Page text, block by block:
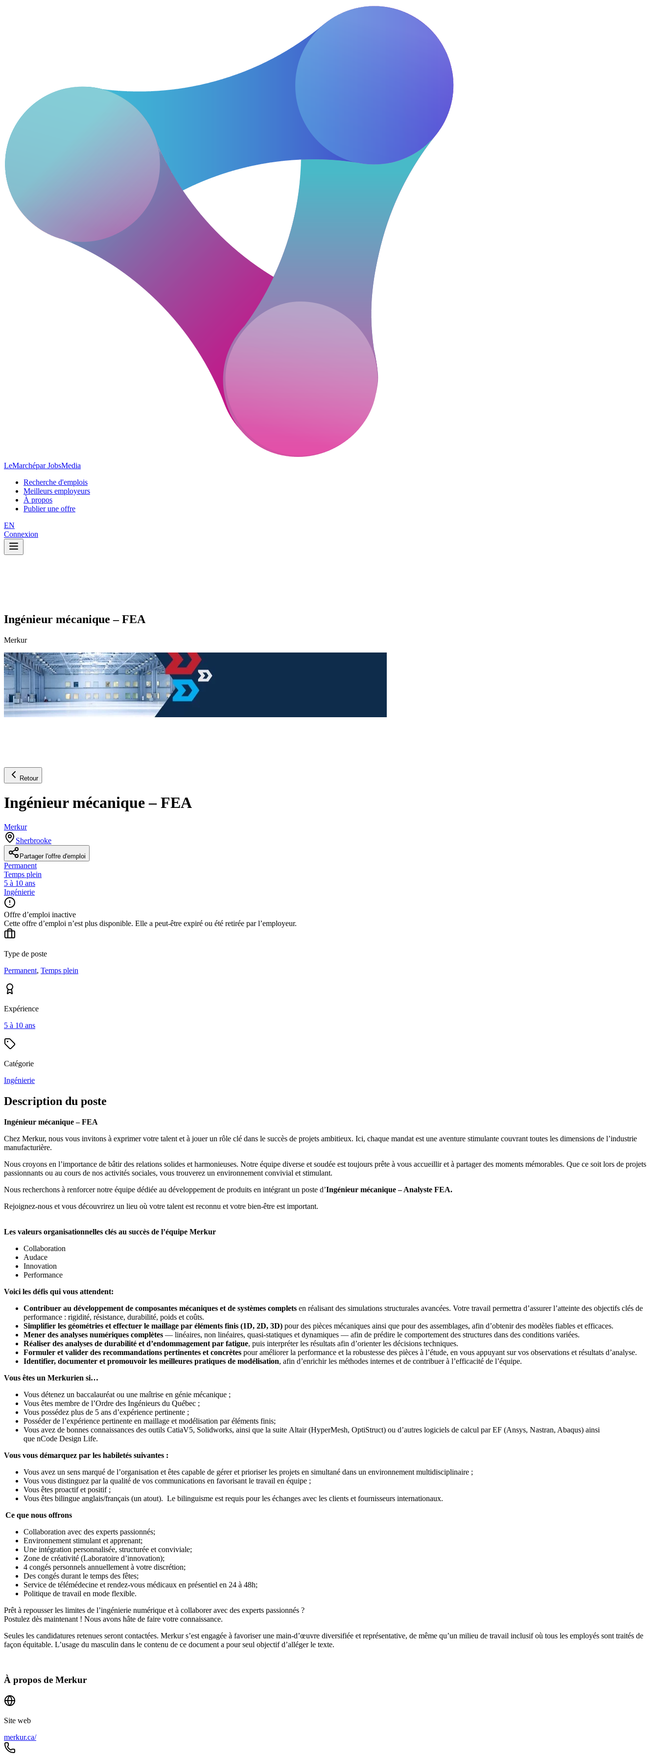
LeMarchépar JobsMedia
Recherche d'emplois
Meilleurs employeurs
À propos
Publier une offre
EN
Connexion
Ingénieur mécanique – FEA
Merkur
Retour
Ingénieur mécanique – FEA
Merkur
Sherbrooke
Partager l'offre d'emploi
Permanent
Temps plein
5 à 10 ans
Ingénierie
Offre d’emploi inactive
Cette offre d’emploi n’est plus disponible. Elle a peut-être expiré ou été retirée par l’employeur.
Type de poste
Permanent, Temps plein
Expérience
5 à 10 ans
Catégorie
Ingénierie
Description du poste
Ingénieur mécanique – FEA
Chez Merkur, nous vous invitons à exprimer votre talent et à jouer un rôle clé dans le succès de projets ambitieux. Ici, chaque mandat est une aventure stimulante couvrant toutes les dimensions de l’industrie
manufacturière.
Nous croyons en l’importance de bâtir des relations solides et harmonieuses. Notre équipe diverse et soudée est toujours prête à vous accueillir et à partager des moments mémorables. Que ce soit lors de projets
passionnants ou au cours de nos activités sociales, vous trouverez un environnement convivial et stimulant.
Nous recherchons à renforcer notre équipe dédiée au développement de produits en intégrant un poste d’Ingénieur mécanique – Analyste FEA.
Rejoignez-nous et vous découvrirez un lieu où votre talent est reconnu et votre bien-être est important.
Les valeurs organisationnelles clés au succès de l’équipe Merkur
Collaboration
Audace
Innovation
Performance
Voici les défis qui vous attendent:
Contribuer au développement de composantes mécaniques et de systèmes complets en réalisant des simulations structurales avancées. Votre travail permettra d’assurer l’atteinte des objectifs clés de
performance : rigidité, résistance, durabilité, poids et coûts.
Simplifier les géométries et effectuer le maillage par éléments finis (1D, 2D, 3D) pour des pièces mécaniques ainsi que pour des assemblages, afin d’obtenir des modèles fiables et efficaces.
Mener des analyses numériques complètes — linéaires, non linéaires, quasi-statiques et dynamiques — afin de prédire le comportement des structures dans des conditions variées.
Réaliser des analyses de durabilité et d’endommagement par fatigue, puis interpréter les résultats afin d’orienter les décisions techniques.
Formuler et valider des recommandations pertinentes et concrètes pour améliorer la performance et la robustesse des pièces à l’étude, en vous appuyant sur vos observations et résultats d’analyse.
Identifier, documenter et promouvoir les meilleures pratiques de modélisation, afin d’enrichir les méthodes internes et de contribuer à l’efficacité de l’équipe.
Vous êtes un Merkurien si…
Vous détenez un baccalauréat ou une maîtrise en génie mécanique ;
Vous êtes membre de l’Ordre des Ingénieurs du Québec ;
Vous possédez plus de 5 ans d’expérience pertinente ;
Posséder de l’expérience pertinente en maillage et modélisation par éléments finis;
Vous avez de bonnes connaissances des outils CatiaV5, Solidworks, ainsi que la suite Altair (HyperMesh, OptiStruct) ou d’autres logiciels de calcul par EF (Ansys, Nastran, Abaqus) ainsi
que nCode Design Life.
Vous vous démarquez par les habiletés suivantes :
Vous avez un sens marqué de l’organisation et êtes capable de gérer et prioriser les projets en simultané dans un environnement multidisciplinaire ;
Vous vous distinguez par la qualité de vos communications en favorisant le travail en équipe ;
Vous êtes proactif et positif ;
Vous êtes bilingue anglais/français (un atout). Le bilinguisme est requis pour les échanges avec les clients et fournisseurs internationaux.
Ce que nous offrons
Collaboration avec des experts passionnés;
Environnement stimulant et apprenant;
Une intégration personnalisée, structurée et conviviale;
Zone de créativité (Laboratoire d’innovation);
4 congés personnels annuellement à votre discrétion;
Des congés durant le temps des fêtes;
Service de télémédecine et rendez-vous médicaux en présentiel en 24 à 48h;
Politique de travail en mode flexible.
Prêt à repousser les limites de l’ingénierie numérique et à collaborer avec des experts passionnés ?
Postulez dès maintenant ! Nous avons hâte de faire votre connaissance.
Seules les candidatures retenues seront contactées. Merkur s’est engagée à favoriser une main-d’œuvre diversifiée et représentative, de même qu’un milieu de travail inclusif où tous les employés sont traités de
façon équitable. L’usage du masculin dans le contenu de ce document a pour seul objectif d’alléger le texte.
À propos de Merkur
Site web
merkur.ca/